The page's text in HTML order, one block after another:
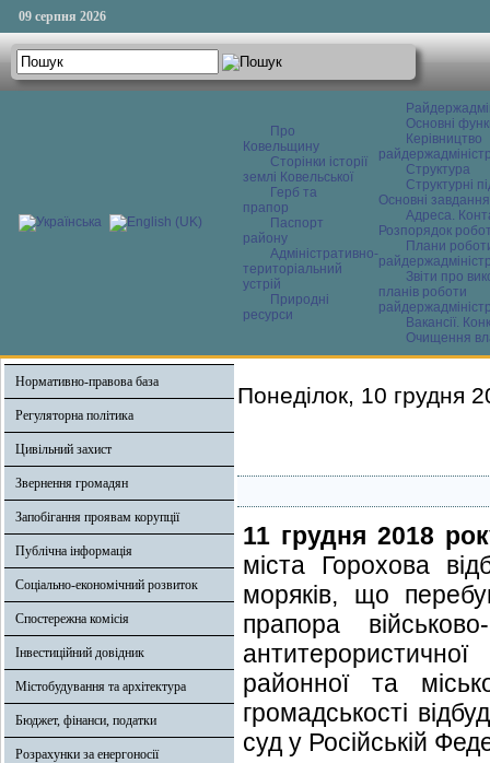
09 серпня 2026
Про
Ковельщину
Сторінки історії
землі Ковельської
Герб та
прапор
Паспорт
району
Адміністративно-
територіальний
устрій
Природні
ресурси
Основні
Керівництво
Структура
Структурні
Основні завдання
Адреса.
Розпорядок
Плани
Звіти про
планів роботи
Вакансії.
Очищення
Нормативно-правова база
Регуляторна політика
Цивільний захист
Звернення громадян
Запобігання проявам корупції
Публічна інформація
Соціально-економічний розвиток
Спостережна комісія
Інвестиційний довідник
Містобудування та архітектура
Бюджет, фінанси, податки
Розрахунки за енергоносії
Понеділок, 10 грудня
11 грудня 2018
міста Горохова
моряків, що
прапора
районної та
громадськості
суд у Російській